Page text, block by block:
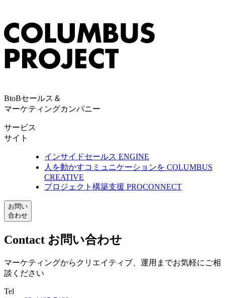
BtoBセールス＆
マーケティングカンパニー
サービス
サイト
インサイドセールス ENGINE
人を動かすコミュニケーションを COLUMBUS
CREATIVE
プロジェクト構築支援 PROCONNECT
お問い
合わせ
Contact お問い合わせ
マーケティングからクリエイティブ、運用までお気軽にご相
談ください
Tel